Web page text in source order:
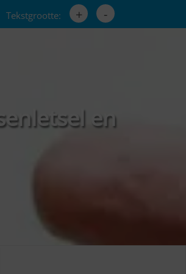
Tekstgrootte: + -
en